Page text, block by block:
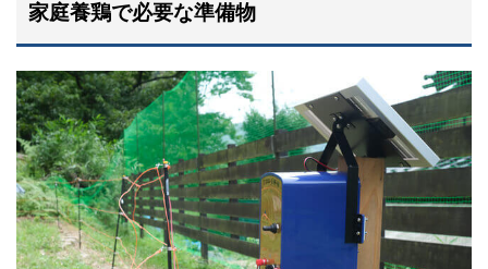
家庭養鶏で必要な準備物